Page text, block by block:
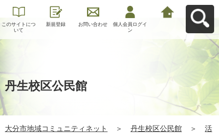
このサイトにつ
いて
新規登録 お問い合わせ
個人会員ログイ
ン
丹生校区公民館
大分市地域コミュニティネット ＞ 丹生校区公民館 ＞
活